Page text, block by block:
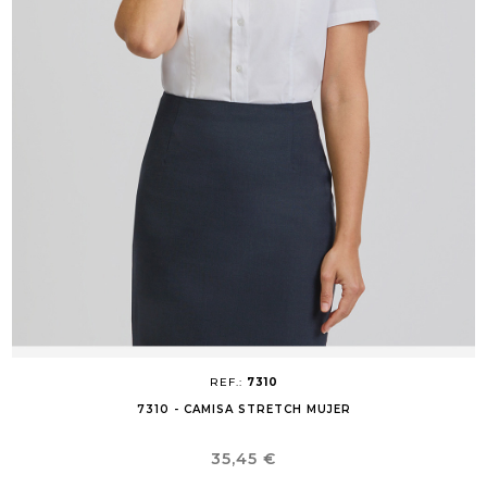
REF.: 7310
7310 - CAMISA STRETCH MUJER
Precio
35,45 €